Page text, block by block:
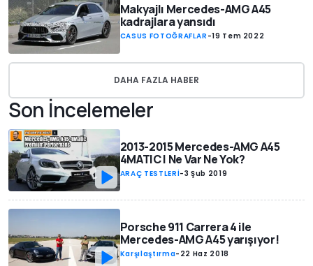
Makyajlı Mercedes-AMG A45
kadrajlara yansıdı
CASUS FOTOĞRAFLAR -19 Tem 2022
DAHA FAZLA HABER
Son İncelemeler
2013-2015 Mercedes-AMG A45
4MATIC | Ne Var Ne Yok?
ARAÇ TESTLERİ-3 Şub 2019
Porsche 911 Carrera 4 ile
Mercedes-AMG A45 yarışıyor!
Karşılaştırma- 22 Haz 2018